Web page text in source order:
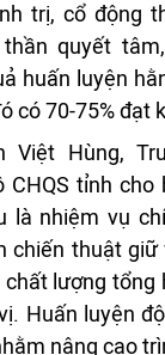
trị, cổ động
quyết
huấn luyện
có 70-75% đạt
Việt Hùng,
CHQS tỉnh cho
là nhiệm vụ
chiến thuật
lượng tổng
Huấn luyện
nâng cao